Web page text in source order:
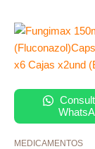
MEDICAMENTOS